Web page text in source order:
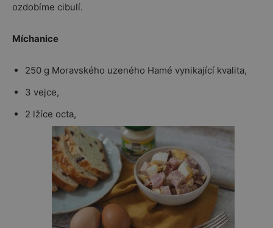
ozdobíme cibulí.
Míchanice
250 g Moravského uzeného Hamé vynikající kvalita,
3 vejce,
2 lžíce octa,